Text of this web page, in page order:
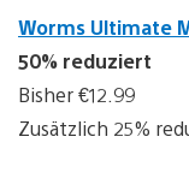
Worms Ultimate
50% reduziert
Bisher €12.99
Zusätzlich 25%